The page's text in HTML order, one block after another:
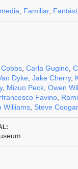
Familiar,
Cobbs ,Carla Gugino ,
Dyke ,Jake Cherry,
, Mizuo Peck ,Owen
Favino
Williams Steve